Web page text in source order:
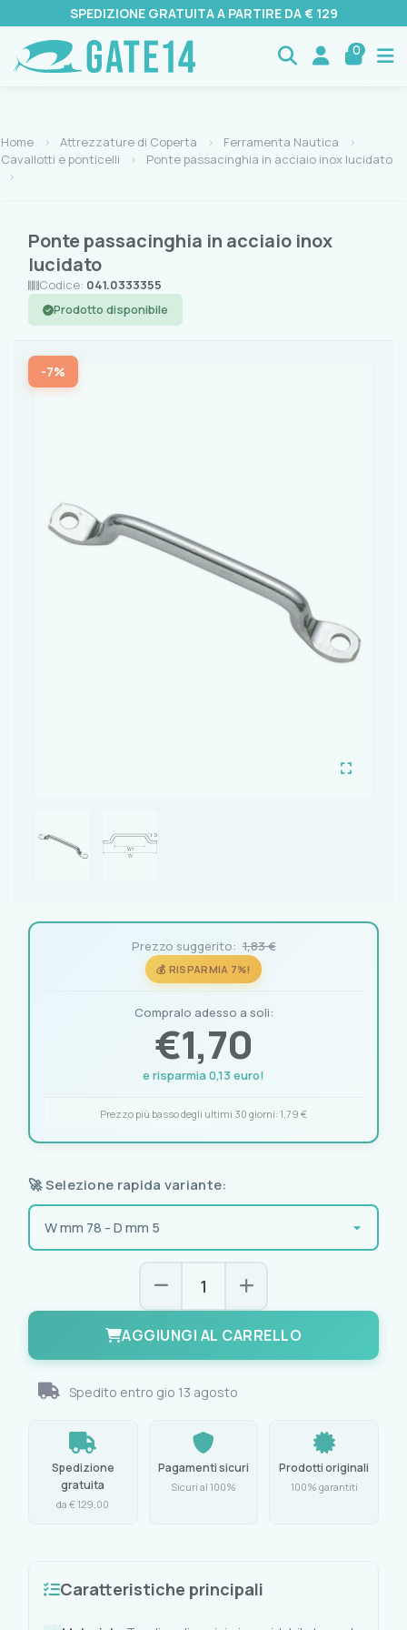
SPEDIZIONE GRATUITA A PARTIRE DA € 129
0
Home Attrezzature di Coperta
Ferramenta Nautica
Cavallotti e ponticelli
Ponte passacinghia in acciaio inox lucidato
Ponte passacinghia in acciaio inox
lucidato
Codice: 041.0333355
Prodotto disponibile
-7%
Prezzo suggerito: 1,83 €
💰 RISPARMIA 7%!
Compralo adesso a soli:
€1,70
e risparmia 0,13 euro!
Prezzo più basso degli ultimi 30 giorni: 1,79 €
🚀 Selezione rapida variante:
AGGIUNGI AL CARRELLO
Spedito entro gio 13 agosto
Spedizione
gratuita
da € 129,00
Pagamenti sicuri
Sicuri al 100%
Prodotti originali
100% garantiti
Caratteristiche principali